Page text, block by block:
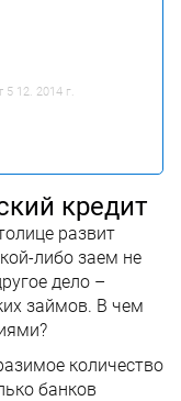
12. 2014 г.
кредит
развит
либо заем не
дело –
займов. В чем
количество
банков